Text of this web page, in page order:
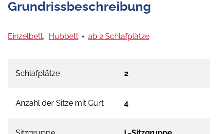
Grundrissbeschreibung
Einzelbett, Hubbett ab 2 Schlafplätze
Schlafplätze 2
Anzahl der Sitze mit Gurt 4